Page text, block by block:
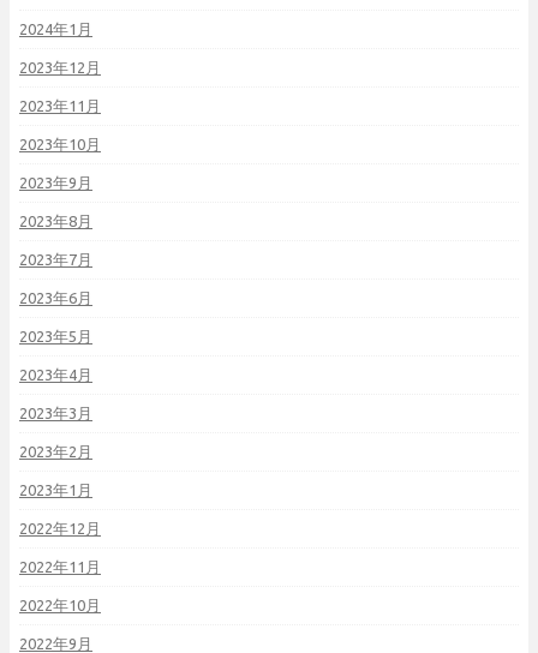
2024年1月
2023年12月
2023年11月
2023年10月
2023年9月
2023年8月
2023年7月
2023年6月
2023年5月
2023年4月
2023年3月
2023年2月
2023年1月
2022年12月
2022年11月
2022年10月
2022年9月